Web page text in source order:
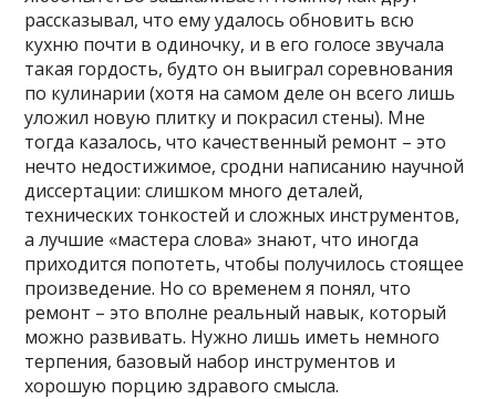
рассказывал, что ему удалось обновить всю
кухню почти в одиночку, и в его голосе звучала
такая гордость,будто он выиграл соревнования
по кулинарии (хотя на самом деле он всего лишь
уложил новую плитку и покрасил стены). Мне
тогда казалось, что качественный ремонт – это
нечто недостижимое, сродни написанию научной
диссертации: слишком много деталей,
технических тонкостей и сложных инструментов,
а лучшие «мастера слова» знают, что иногда
приходится попотеть, чтобы получилось стоящее
произведение. Но со временем я понял, что
ремонт – это вполне реальный навык, который
можно развивать. Нужно лишь иметь немного
терпения, базовый набор инструментов и
хорошую порцию здравого смысла.